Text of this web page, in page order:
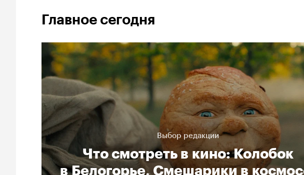
Главное сегодня
Выбор редакции
Что смотреть в кино: Колобок
в Белогорье, Смешарики в